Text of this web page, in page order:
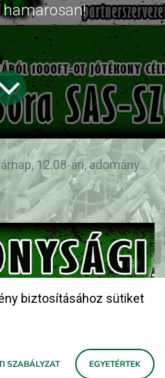
12.08-án, adománygyűjtő nap a Sas-szobornál!
biztosításához sütiket
SZABÁLYZAT EGYETÉRTEK